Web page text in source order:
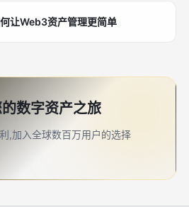
让Web3资产管理更简单
数字资产之旅
,加入全球数百万用户的选择